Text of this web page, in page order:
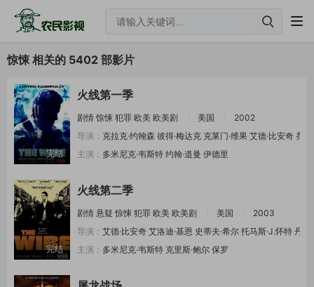
惊悚 相关的 5402 部影片
完结
火线第一季
剧情 惊悚 犯罪 欧美 欧美剧 美国
2002
导演： 克拉克·约翰森 彼得·梅达克 克莱门·维果 艾德·比安奇 乔·
主演： 多米尼克·韦斯特 约翰·道曼 伊德里
完结
火线第二季
剧情 悬疑 惊悚 犯罪 欧美 欧美剧 美国
2003
导演： 艾德·比安奇 艾洛迪·基恩 史蒂夫·希尔 托马斯·J.怀特 丹尼
主演： 多米尼克·韦斯特 克里斯·鲍尔 保罗